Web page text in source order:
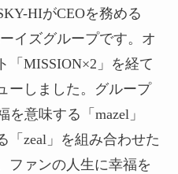
HIがCEOを務める
イズグループです。オ
「MISSION×2」を経て
ーしました。グループ
意味する「mazel」
「zeal」を組み合わせた
ファンの人生に幸福を